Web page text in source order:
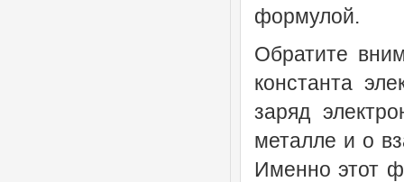
формулой.
Обратите
константа
заряд
металле и о
Именно этот